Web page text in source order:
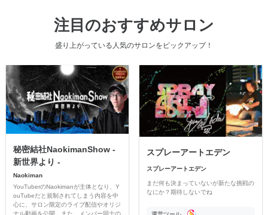
注目のおすすめサロン
盛り上がっている人気のサロンをピックアップ！
秘密結社NaokimanShow -
新世界より -
Naokiman
YouTuberのNaokimanが主体となり、Y
ouTubeだと規制されてしまう内容を中
心に、サロン限定のライブ配信やオリジ
ナル動画を公開。また、メンバー同士の
スプレーアートエデン
スプレーアートエデン
まだ何も決まっていないが新たな挑戦の
なにか？期待しないでね